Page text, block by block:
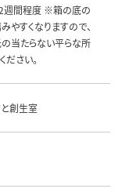
週間程度 ※箱の底の
やすくなりますので、
当たらない平らな所
ださい。
創生室